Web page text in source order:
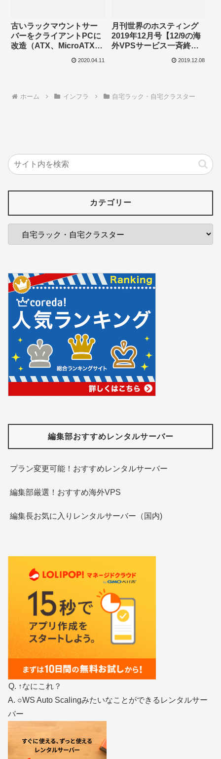
古いラックマウントサー
バーをクライアントPCに
改造（ATX、MicroATX、
2020.04.11
月刊世界のホスティング
2019年12月号【12/9の海
外VPSサービス一斉終
2019.12.08
ホーム インフラ 自宅ラック・自宅クラスター
カテゴリー
編集部おすすめレンタルサーバー
プラン変更可能！おすすめレンタルサーバー
編集部厳選！おすすめ海外VPS
編集長お気に入りレンタルサーバー（国内)
Q. ↑なにこれ？
A. ○WS Auto Scalingみたいなことができるレンタルサー
バー